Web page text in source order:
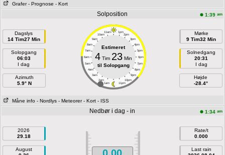
Grafer - Prognose - Kort
Solposition 1:39 am
Dagslys
14 Tim27 Min
Solopgang
06:03
I dag
Azimuth
5.9° N
11am 1pm
10am 2pm
9am 3pm
8am 4pm
7am 5pm
6am 6pm
5am 7pm
4am 8pm
3am 9pm
2am 10pm
1am 11pm
Estimeret
4Tim 23Min
til Solopgang
Mørke
9 Tim32 Min
Solnedgang
20:31
I dag
Højde
-28.4°
Måne info - Nordlys - Meteorer - Kort - ISS
Nedbør i dag - in 1:34 am
2026
29.18
August
Rate/t
0.000
Last rain